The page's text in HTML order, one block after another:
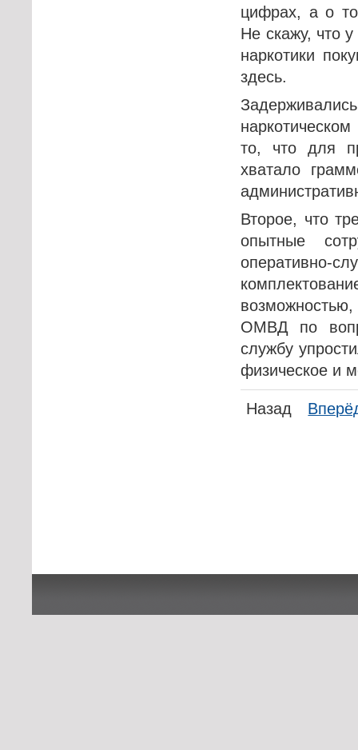
цифрах, а о
Не скажу, что
наркотики
здесь.
то, что для
хватало
Второе, что
опытные
оперативно-
ОМВД по
службу
физическое и
Назад